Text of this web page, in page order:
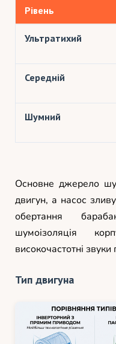
Рівень
Ультратихий
Середній
Шумний
Основне джерело
двигун, а насос
обертання
шумоізоляція
високочастотні
Тип двигуна